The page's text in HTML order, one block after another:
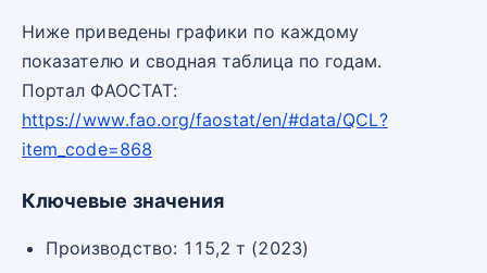
Ниже приведены графики по каждому
показателю и сводная таблица по годам.
Портал ФАОСТАТ:
https://www.fao.org/faostat/en/#data/QCL?
item_code=868
Ключевые значения
Производство: 115,2 т (2023)